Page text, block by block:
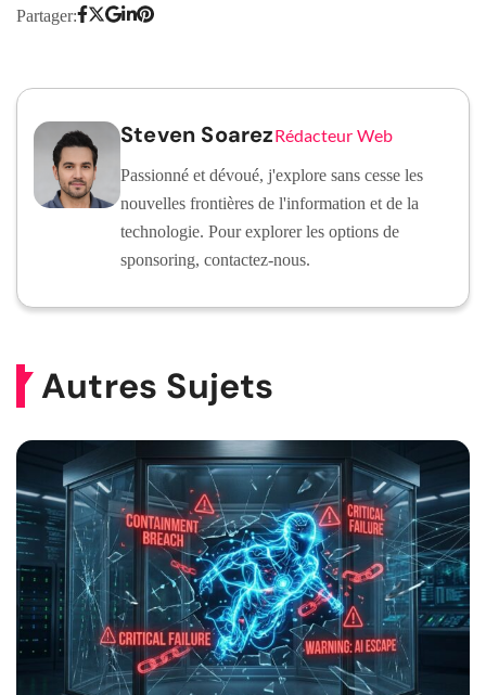
Partager:
Steven SoarezRédacteur Web
Passionné et dévoué, j'explore sans cesse les
nouvelles frontières de l'information et de la
technologie. Pour explorer les options de
sponsoring, contactez-nous.
Autres Sujets